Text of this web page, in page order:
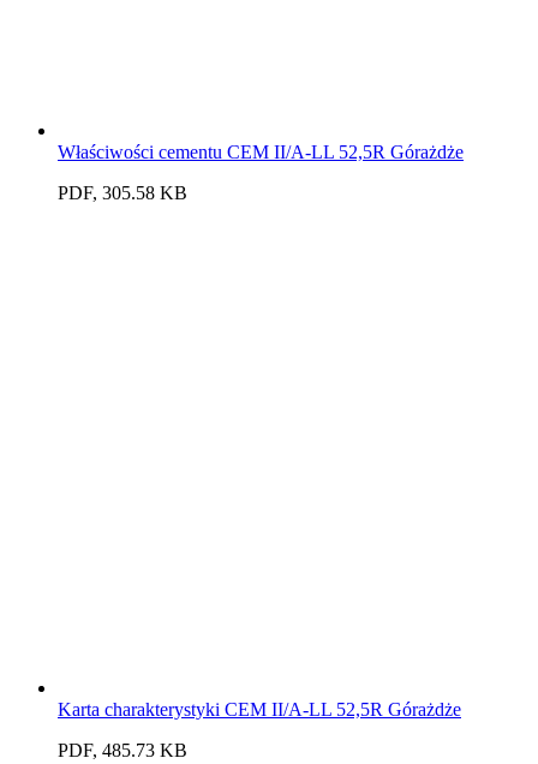
Właściwości cementu CEM II/A-LL 52,5R Górażdże
PDF, 305.58 KB
Karta charakterystyki CEM II/A-LL 52,5R Górażdże
PDF, 485.73 KB